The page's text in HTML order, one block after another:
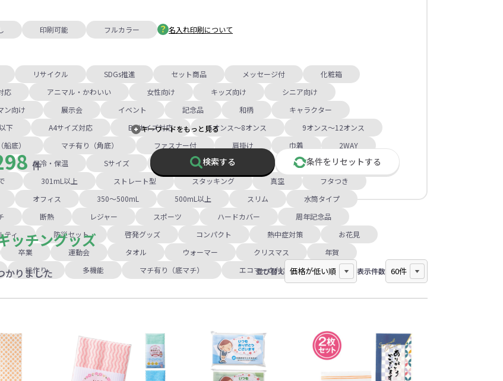
印刷可能 フルカラー 名入れ印刷について
リサイクル SDGs推進 セット商品 メッセージ付
化粧箱
応
アニマル・かわいい 女性向け キッズ向け
シニア向け
ン向け
展示会 イベント 記念品 和柄
キャラクター
下
A4サイズ対応 B4サイズ対応 5オンス～8オンス
9オンス～12オンス
底）
マチ有り（角底） ファスナー付 肩掛け 巾着
2WAY
保冷・保温 Sサイズ スクエア型
カラビナ付
301mL以上 ストレート型 スタッキング 真空
フタつき
オフィス 350～500mL 500mL以上 スリム
水筒タイプ
断熱 レジャー スポーツ ハードカバー
周年記念品
ティ
防災セット 啓発グッズ コンパクト 熱中症対策
お花見
卒業 運動会 タオル ウォーマー クリスマス
年賀
絆作り 多機能 マチ有り（底マチ） エコマーク付き
キーワードをもっと見る
件 検索する 条件を リセットする
ッチングッズ
かりました 並び替え 表示件数